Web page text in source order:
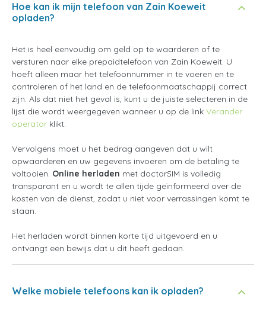
Hoe kan ik mijn telefoon van Zain Koeweit
opladen?
Het is heel eenvoudig om geld op te waarderen of te
versturen naar elke prepaidtelefoon van Zain Koeweit. U
hoeft alleen maar het telefoonnummer in te voeren en te
controleren of het land en de telefoonmaatschappij correct
zijn. Als dat niet het geval is, kunt u de juiste selecteren in de
lijst die wordt weergegeven wanneer u op de link Verander
operator klikt.
Vervolgens moet u het bedrag aangeven dat u wilt
opwaarderen en uw gegevens invoeren om de betaling te
voltooien. Online herladen met doctorSIM is volledig
transparant en u wordt te allen tijde geïnformeerd over de
kosten van de dienst, zodat u niet voor verrassingen komt te
staan.
Het herladen wordt binnen korte tijd uitgevoerd en u
ontvangt een bewijs dat u dit heeft gedaan.
Welke mobiele telefoons kan ik opladen?